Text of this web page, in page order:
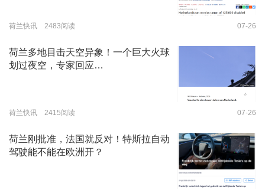
荷兰快讯 2483阅读 07-26
荷兰多地目击天空异象！一个巨大火球
划过夜空，专家回应…
荷兰快讯 2415阅读 07-26
荷兰刚批准，法国就反对！特斯拉自动
驾驶能不能在欧洲开？